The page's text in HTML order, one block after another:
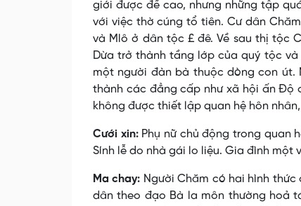
giới được đề cao, nhưng những tập
với việc thờ cúng tổ tiên. Cư dân
và Mlô ở dân tộc £ đê. Về sau thị tộc
Dừa trở thành tầng lớp của quý tộc
một người đàn bà thuộc dòng con út.
thành các đẳng cấp như xã hội ấn Ðộ
không được thiết lập quan hệ hôn
Cưới xin: Phụ nữ chủ động trong quan
Sính lễ do nhà gái lo liệu. Gia đình một
Ma chay: Người Chăm có hai hình
dân theo đạo Bà la môn thường hoả